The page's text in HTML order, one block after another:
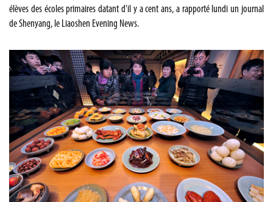
élèves des écoles primaires datant d'il y a cent ans, a rapporté lundi un journal
de Shenyang, le Liaoshen Evening News.